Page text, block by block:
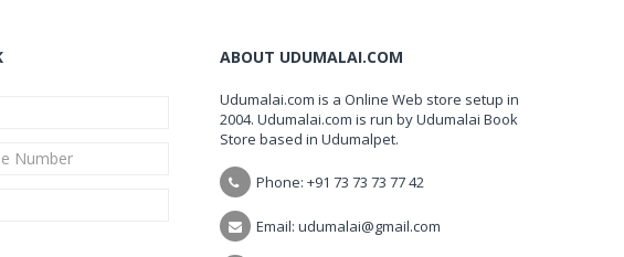
ABOUT UDUMALAI.COM
Udumalai.com is a Online Web store setup in
2004. Udumalai.com is run by Udumalai Book
Store based in Udumalpet.
Phone: +91 73 73 73 77 42
Email: udumalai@gmail.com